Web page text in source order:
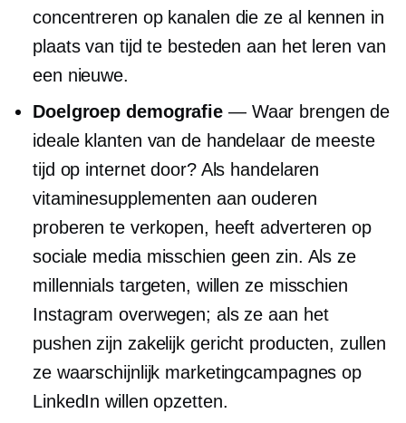
concentreren op kanalen die ze al kennen in
plaats van tijd te besteden aan het leren van
een nieuwe.
Doelgroep demografie — Waar brengen de
ideale klanten van de handelaar de meeste
tijd op internet door? Als handelaren
vitaminesupplementen aan ouderen
proberen te verkopen, heeft adverteren op
sociale media misschien geen zin. Als ze
millennials targeten, willen ze misschien
Instagram overwegen; als ze aan het
pushen zijn zakelijk gericht producten, zullen
ze waarschijnlijk marketingcampagnes op
LinkedIn willen opzetten.